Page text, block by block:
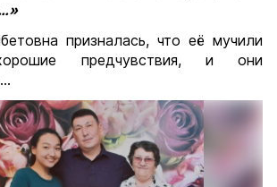
призналась, что её мучили
предчувствия, и они